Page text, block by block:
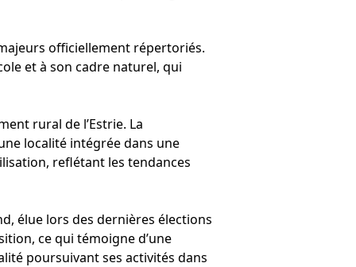
officiellement répertoriés.
et à son cadre naturel, qui
rural de l’Estrie. La
localité intégrée dans une
reflétant les tendances
élue lors des dernières élections
ce qui témoigne d’une
poursuivant ses activités dans